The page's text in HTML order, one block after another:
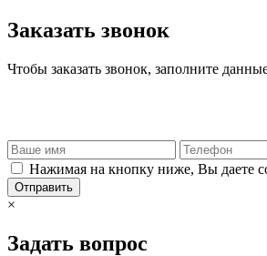
Заказать звонок
Чтобы заказать звонок, заполните
Нажимая на кнопку ниже, Вы даете
Отправить
×
Задать вопрос